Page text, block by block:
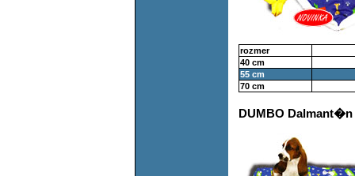
rozmer
40 cm
55 cm
70 cm
DUMBO